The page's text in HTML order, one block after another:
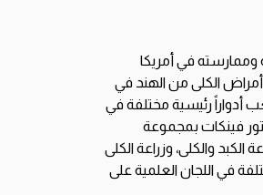
وممارسته في أمريكا
الطب الباطني من الهند في عام 2004. وتابع الإقامة العليا في أمراض الكلى من الهند في
أدواراً رئيسية مختلفة في
فينكات بمجموعة
والكلى، وزراعة الكلى
في اللجان العلمية على